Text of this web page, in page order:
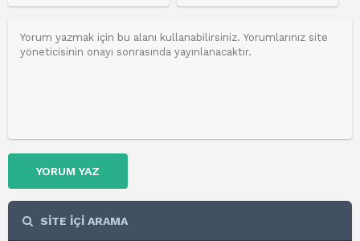
YORUM YAZ
SİTE İÇİ ARAMA